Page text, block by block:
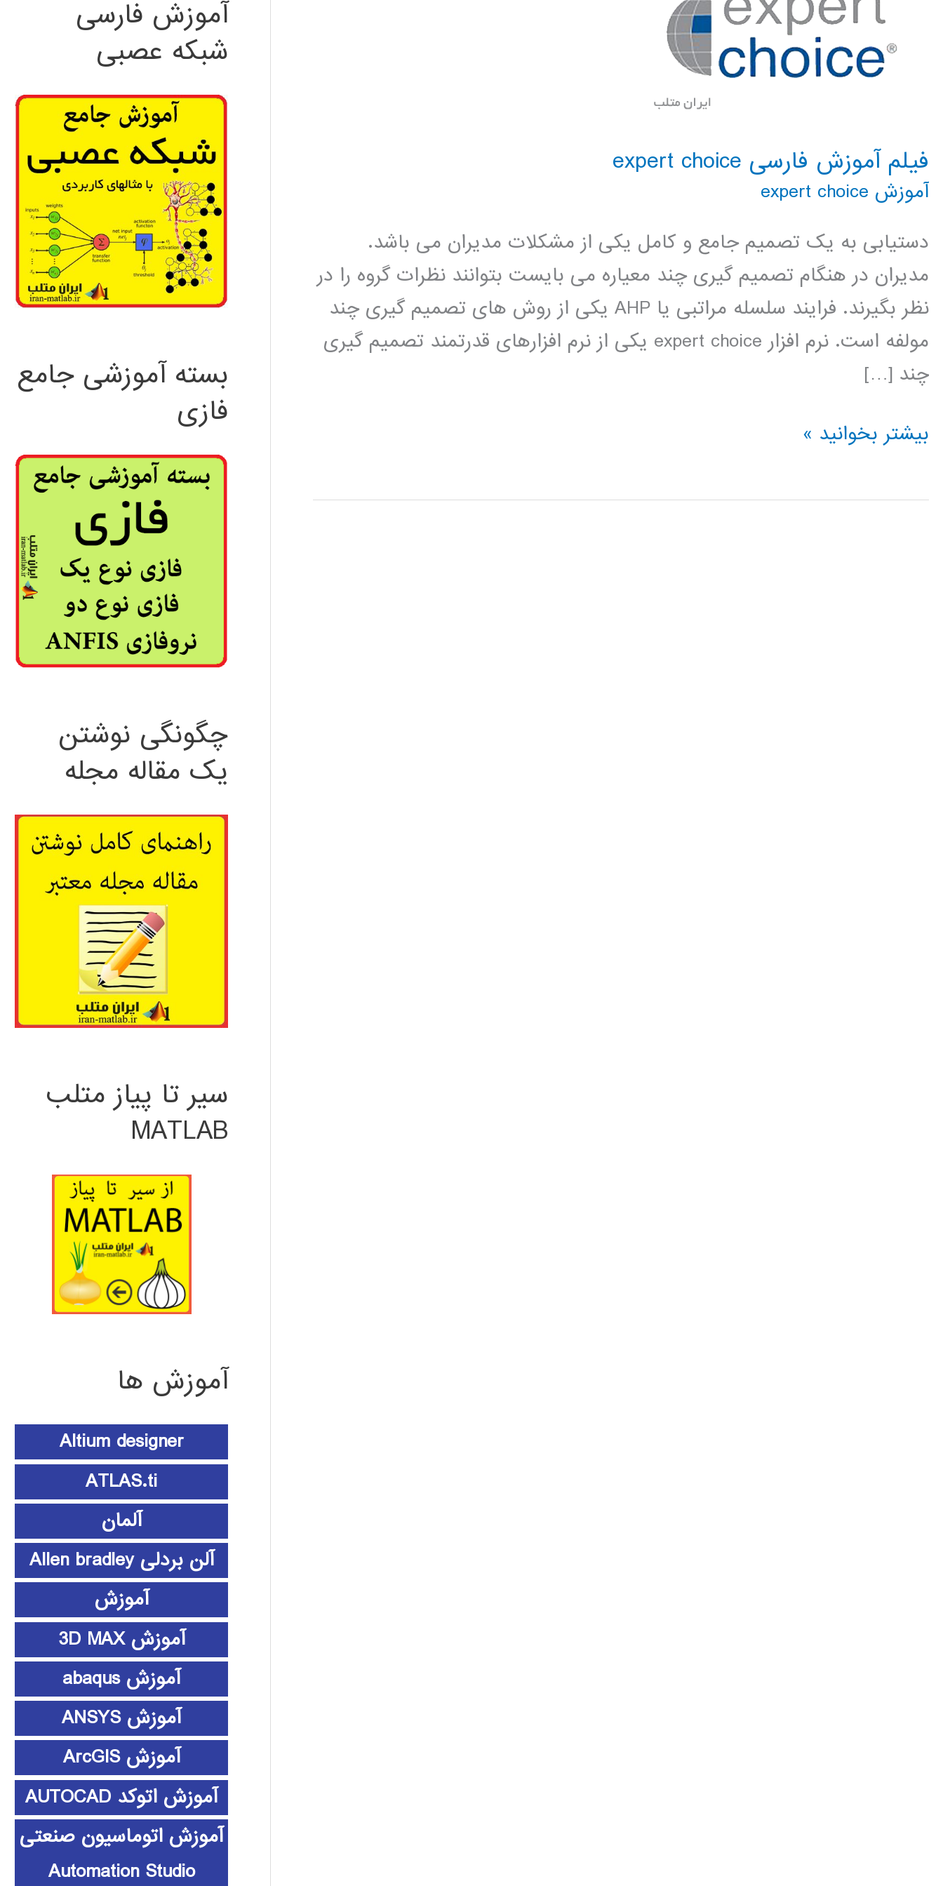
فیلم آموزش فارسی expert choice
آموزش expert choice
دستیابی به یک تصمیم جامع و کامل یکی از مشکلات مدیران می باشد.
مدیران در هنگام تصمیم گیری چند معیاره می بایست بتوانند نظرات گروه را در
نظر بگیرند. فرایند سلسله مراتبی یا AHP یکی از روش های تصمیم گیری چند
مولفه است. نرم افزار expert choice یکی از نرم افزارهای قدرتمند تصمیم گیری
چند […]
فیلم
فارسی
بیشتر بخوانید »
آموزش فارسی
شبکه عصبی
بسته آموزشی جامع
فازی
چگونگی نوشتن
یک مقاله مجله
سیر تا پیاز متلب
MATLAB
آموزش ها
Altium designer
ATLAS.ti
آلمان
آلن بردلی Allen bradley
آموزش
آموزش 3D MAX
آموزش abaqus
آموزش ANSYS
آموزش ArcGIS
آموزش اتوکد AUTOCAD
آموزش اتوماسیون صنعتی
Automation Studio